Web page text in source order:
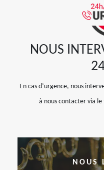
NOUS
En cas d’urgence, nous
à nous contacter via
NOUS